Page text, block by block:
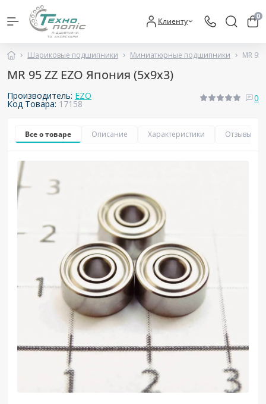
Клиенту 0
Шариковые подшипники Миниатюрные подшипники MR 95
MR 95 ZZ EZO Япония (5х9х3)
Производитель: EZO
Код Товара: 17158
0
Все о товаре Описание Характеристики Отзывы